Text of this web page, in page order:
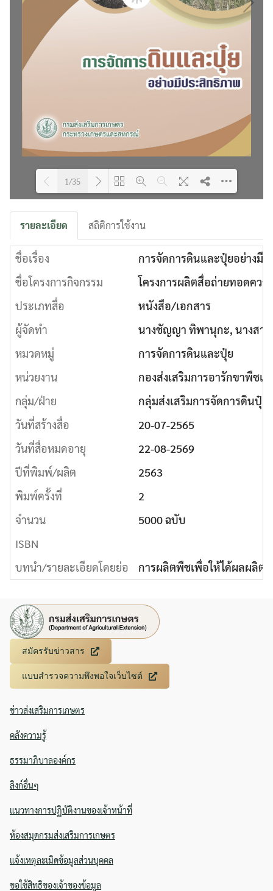
for:
Please wait while flipbook is
FAQs and issues please refer to
DearFlip WordPress Flipbook
DearFlip: Loading PDF 12% ...
1/35
รายละเอียด สถิติการใช้งาน
ชื่อเรื่อง
การจัดการดินและปุ๋ยอย่างมี
ชื่อโครงการกิจกรรม
โครงการผลิตสื่อถ่ายทอดควา
ประเภทสื่อ
หนังสือ/เอกสาร
ผู้จัดทำ
นางชัญญา ทิพานุกะ, นางสา
หมวดหมู่
การจัดการดินและปุ๋ย
หน่วยงาน
กองส่งเสริมการอารักขาพืชแ
กลุ่ม/ฝ่าย
กลุ่มส่งเสริมการจัดการดินปุ๋ย
วันที่สร้างสื่อ
20-07-2565
วันที่สื่อหมดอายุ
22-08-2569
ปีที่พิมพ์/ผลิต
2563
พิมพ์ครั้งที่
2
จำนวน
5000 ฉบับ
ISBN
บทนำ/รายละเอียดโดยย่อ
การผลิตพืชเพื่อให้ได้ผลผลิต
สมัครรับข่าวสาร
แบบสำรวจความพึงพอใจเว็บไซต์
ข่าวส่งเสริมการเกษตร
คลังความรู้
ธรรมาภิบาลองค์กร
ลิงก์อื่นๆ
แนวทางการปฏิบัติงานของเจ้าหน้าที่
ห้องสมุดกรมส่งเสริมการเกษตร
แจ้งเหตุละเมิดข้อมูลส่วนบุคคล
ขอใช้สิทธิของเจ้าของข้อมูล